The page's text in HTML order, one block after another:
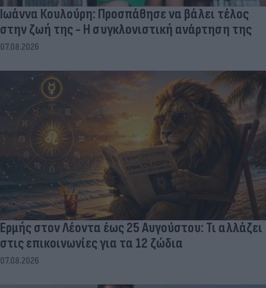
Ιωάννα Κουλούρη: Προσπάθησε να βάλει τέλος
στην ζωή της - Η συγκλονιστική ανάρτηση της
07.08.2026
Ερμής στον Λέοντα έως 25 Αυγούστου: Τι αλλάζει
στις επικοινωνίες για τα 12 ζώδια
07.08.2026